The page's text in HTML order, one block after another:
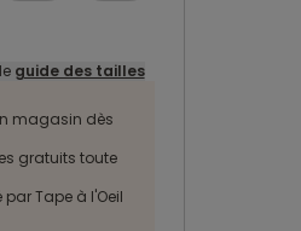
guide des tailles
magasin dès
gratuits toute
Tape à l'Oeil